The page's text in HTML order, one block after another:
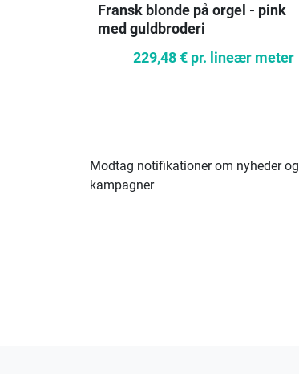
Fransk blonde på orgel - pink
med guldbroderi
229,48 € pr. lineær meter
Modtag notifikationer om nyheder og
kampagner